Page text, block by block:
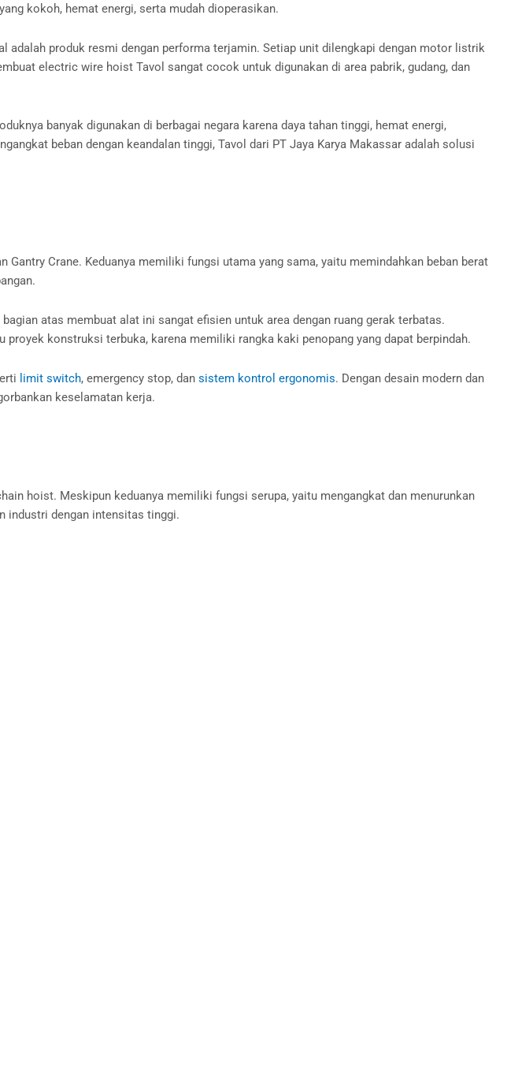
kokoh, hemat energi, serta mudah dioperasikan.
produk resmi dengan performa terjamin. Setiap unit dilengkapi dengan motor listrik
electric wire hoist Tavol sangat cocok untuk digunakan di area pabrik, gudang, dan
banyak digunakan di berbagai negara karena daya tahan tinggi, hemat energi,
beban dengan keandalan tinggi, Tavol dari PT Jaya Karya Makassar adalah solusi
Crane. Keduanya memiliki fungsi utama yang sama, yaitu memindahkan beban berat
atas membuat alat ini sangat efisien untuk area dengan ruang gerak terbatas.
konstruksi terbuka, karena memiliki rangka kaki penopang yang dapat berpindah.
limit switch, emergency stop, dan sistem kontrol ergonomis. Dengan desain modern dan
keselamatan kerja.
hoist. Meskipun keduanya memiliki fungsi serupa, yaitu mengangkat dan menurunkan
industri dengan intensitas tinggi.